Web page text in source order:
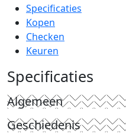
Specificaties
Kopen
Checken
Keuren
Specificaties
Algemeen
Geschiedenis